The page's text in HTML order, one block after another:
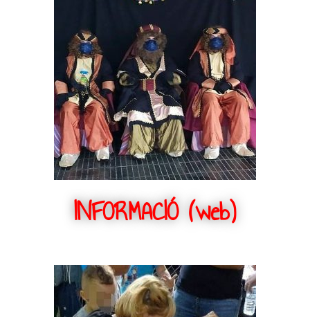
INFORMACIÓ (web)